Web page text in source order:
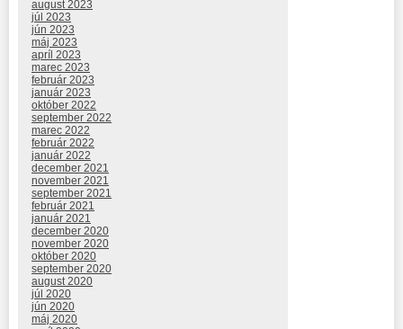
august 2023
júl 2023
jún 2023
máj 2023
apríl 2023
marec 2023
február 2023
január 2023
október 2022
september 2022
marec 2022
február 2022
január 2022
december 2021
november 2021
september 2021
február 2021
január 2021
december 2020
november 2020
október 2020
september 2020
august 2020
júl 2020
jún 2020
máj 2020